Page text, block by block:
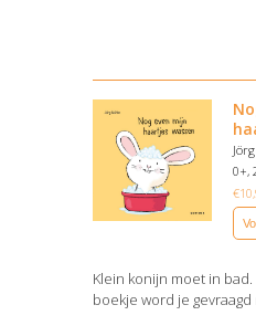
0+,
€
Klein konijn moet in
boekje word je